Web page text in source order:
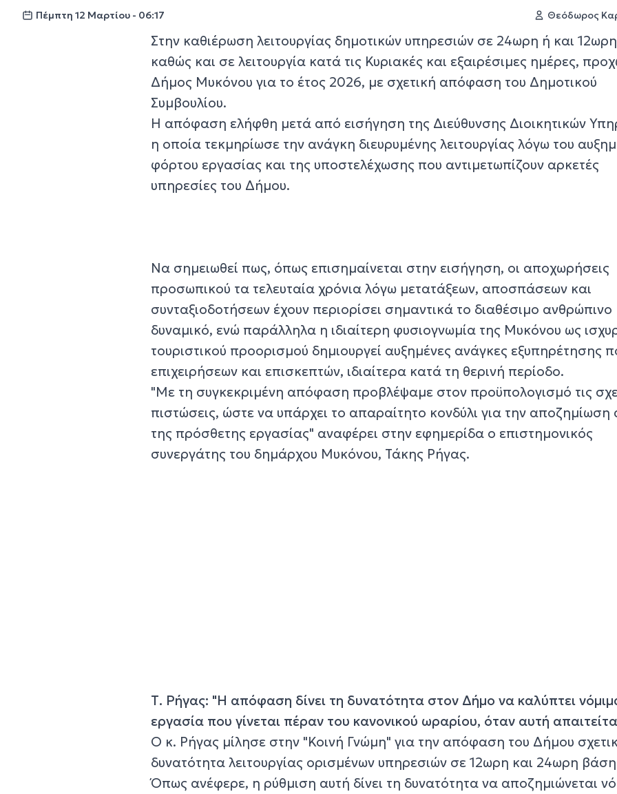
Πέμπτη 12 Μαρτίου - 06:17 Θεόδωρος
Στην καθιέρωση λειτουργίας δημοτικών υπηρεσιών σε 24ωρη ή και
καθώς και σε λειτουργία κατά τις Κυριακές και εξαιρέσιμες ημέρες,
Δήμος Μυκόνου για το έτος 2026, με σχετική απόφαση του Δημοτικού
Συμβουλίου.
Η απόφαση ελήφθη μετά από εισήγηση της Διεύθυνσης Διοικητικών
η οποία τεκμηρίωσε την ανάγκη διευρυμένης λειτουργίας λόγω του
φόρτου εργασίας και της υποστελέχωσης που αντιμετωπίζουν αρκετές
υπηρεσίες του Δήμου.
Να σημειωθεί πως, όπως επισημαίνεται στην εισήγηση, οι αποχωρήσεις
προσωπικού τα τελευταία χρόνια λόγω μετατάξεων, αποσπάσεων και
συνταξιοδοτήσεων έχουν περιορίσει σημαντικά το διαθέσιμο ανθρώπινο
δυναμικό, ενώ παράλληλα η ιδιαίτερη φυσιογνωμία της Μυκόνου ως
τουριστικού προορισμού δημιουργεί αυξημένες ανάγκες εξυπηρέτησης
επιχειρήσεων και επισκεπτών, ιδιαίτερα κατά τη θερινή περίοδο.
"Με τη συγκεκριμένη απόφαση προβλέψαμε στον προϋπολογισμό τις
πιστώσεις, ώστε να υπάρχει το απαραίτητο κονδύλι για την αποζημίωση
της πρόσθετης εργασίας" αναφέρει στην εφημερίδα ο επιστημονικός
συνεργάτης του δημάρχου Μυκόνου, Τάκης Ρήγας.
Τ. Ρήγας: "Η απόφαση δίνει τη δυνατότητα στον Δήμο να καλύπτει
εργασία που γίνεται πέραν του κανονικού ωραρίου, όταν αυτή
Ο κ. Ρήγας μίλησε στην "Κοινή Γνώμη" για την απόφαση του Δήμου
δυνατότητα λειτουργίας ορισμένων υπηρεσιών σε 12ωρη και 24ωρη
Όπως ανέφερε, η ρύθμιση αυτή δίνει τη δυνατότητα να αποζημιώνεται